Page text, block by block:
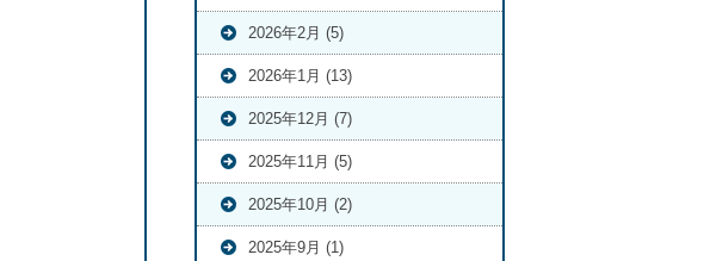
2026年2月 (5)
2026年1月 (13)
2025年12月 (7)
2025年11月 (5)
2025年10月 (2)
2025年9月 (1)